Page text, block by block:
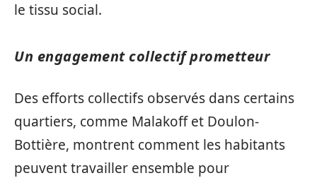
le tissu social.
Un engagement collectif prometteur
Des efforts collectifs observés dans certains
quartiers, comme Malakoff et Doulon-
Bottière, montrent comment les habitants
peuvent travailler ensemble pour